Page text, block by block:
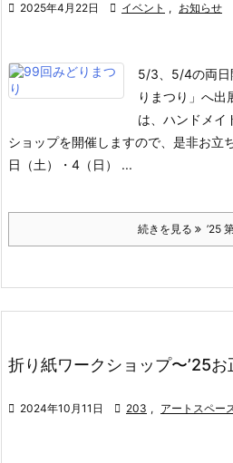
 2025年4月22日  イベント , お知らせ
5/3、5/4の両日
りまつり」へ出
は、ハンドメイ
ショップを開催しますので、是非お立
日（土）・4（日） ...
続きを見る ’25
折り紙ワークショップ〜’25
 2024年10月11日  203 , アートスペー